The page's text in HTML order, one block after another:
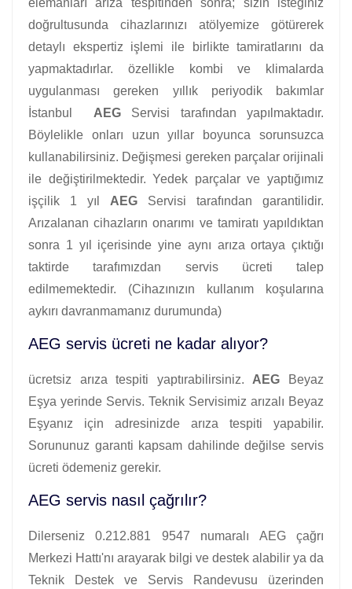
doğrultusunda cihazlarınızı atölyemize götürerek
detaylı ekspertiz işlemi ile birlikte tamiratlarını da
yapmaktadırlar. özellikle kombi ve klimalarda
uygulanması gereken yıllık periyodik bakımlar
İstanbul AEGServisi tarafından yapılmaktadır.
Böylelikle onları uzun yıllar boyunca sorunsuzca
kullanabilirsiniz. Değişmesi gereken parçalar orijinali
ile değiştirilmektedir. Yedek parçalar ve yaptığımız
işçilik 1 yıl AEG Servisi tarafından garantilidir.
Arızalanan cihazların onarımı ve tamiratı yapıldıktan
sonra 1 yıl içerisinde yine aynı arıza ortaya çıktığı
taktirde tarafımızdan servis ücreti talep
edilmemektedir. (Cihazınızın kullanım koşularına
aykırı davranmamanız durumunda)
AEG servis ücreti ne kadar alıyor?
ücretsiz arıza tespiti yaptırabilirsiniz. AEG Beyaz
Eşya yerinde Servis. Teknik Servisimiz arızalı Beyaz
Eşyanız için adresinizde arıza tespiti yapabilir.
Sorununuz garanti kapsam dahilinde değilse servis
ücreti ödemeniz gerekir.
AEG servis nasıl çağrılır?
Dilerseniz 0.212.881 9547 numaralı AEG çağrı
Merkezi Hattı'nı arayarak bilgi ve destek alabilir ya da
Teknik Destek ve Servis Randevusu üzerinden